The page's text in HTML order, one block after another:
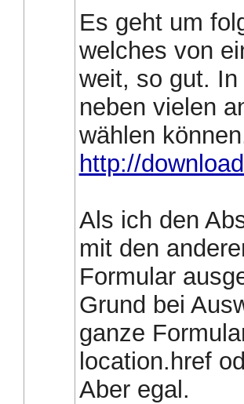
Es geht um
welches von
weit, so gut.
neben vielen
wählen
http://
Als ich den
mit den
Formular
Grund bei
ganze
location.href
Aber egal.